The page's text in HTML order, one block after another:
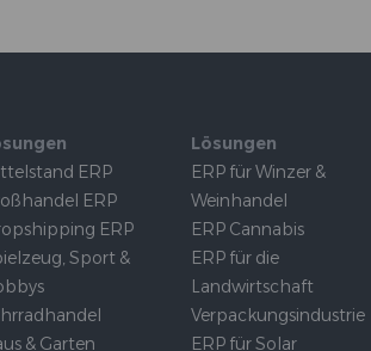
ERP
ERP
ERP
Sport &
& Garten
Lösungen
ERP für Winzer &
Weinhandel
ERP Cannabis
ERP für die
Landwirtschaft
Verpackungsindustrie
ERP für Solar